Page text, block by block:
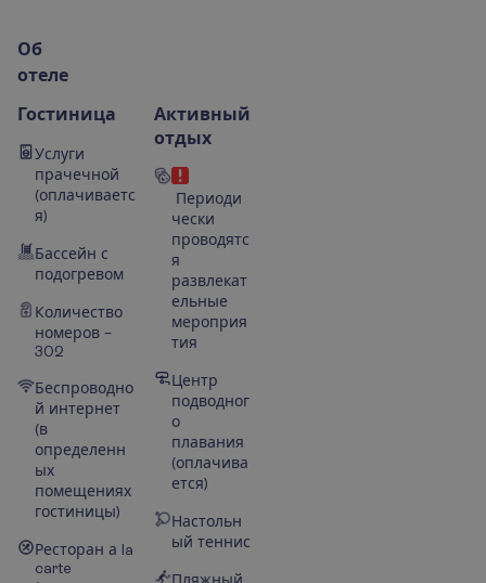
Об
отеле
Гостиница
Услуги
прачечной
(оплачиваетс
я)
Бассейн с
подогревом
Количество
номеров –
302
Беспроводно
й интернет
(в
определенн
ых
помещениях
гостиницы)
Ресторан а la
carte
Активный
отдых
Периоди
чески
проводятс
я
развлекат
ельные
мероприя
тия
Центр
подводног
о
плавания
(оплачива
ется)
Настольн
ый теннис